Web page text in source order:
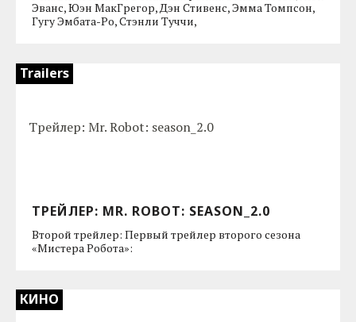
Эванс, Юэн МакГрегор, Дэн Стивенс, Эмма Томпсон,
Гугу Эмбата-Ро, Стэнли Туччи,
Trailers
ТРЕЙЛЕР: MR. ROBOT: SEASON_2.0
Второй трейлер: Первый трейлер второго сезона
«Мистера Робота»:
КИНО